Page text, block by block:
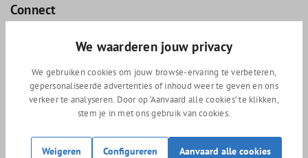
Connect
De Connect versie is voorzien van ingebouwde GPS-chip. In
combinatie met met de Gazelle Connect App krijg je toegang tot
tal van functies maar bovenal kan de locatie van je fiets
getraceerd worden. Dit ontmoedigd diefstal en bij diefstal wordt
de fiets gemakkelijker terug gevonden. Tevens krijg je bij veel
grote fietsverzekeraars korting op je fietsverzekering. De Gazelle
connect-module in de fiets die de data naar jou doorstuurt, is
verbonden via het internet. Het data-abonnement is inbegrepen
We waarderen jouw privacy
We gebruiken cookies om jouw browse-ervaring te verbeteren,
gepersonaliseerde advertenties of inhoud weer te geven en ons
verkeer te analyseren. Door op ‘Aanvaard alle cookies’ te klikken,
stem je in met ons gebruik van cookies.
Weigeren Configureren Aanvaard alle cookies